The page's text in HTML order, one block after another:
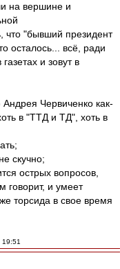
на вершине и
что "бывший президент
осталось... всё, ради
и зовут в
Червиченко как-
в "ТТД и ТД", хоть в
скучно;
острых вопросов,
говорит, и умеет
торсида в свое время
19:51